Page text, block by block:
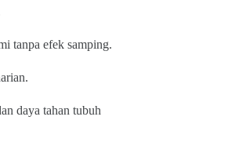
tanpa efek samping.
daya tahan tubuh